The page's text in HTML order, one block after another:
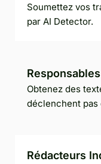
Soumettez vos
par AI Detector.
Responsables
Obtenez des
déclenchent pas
Rédacteurs